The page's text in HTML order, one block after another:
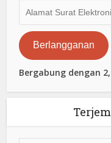
Surat
Elektronik
Berlangganan
Bergabung dengan